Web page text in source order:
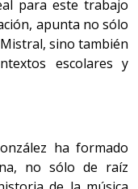
para este trabajo
apunta no sólo
sino también
escolares y
ha formado
no sólo de raíz